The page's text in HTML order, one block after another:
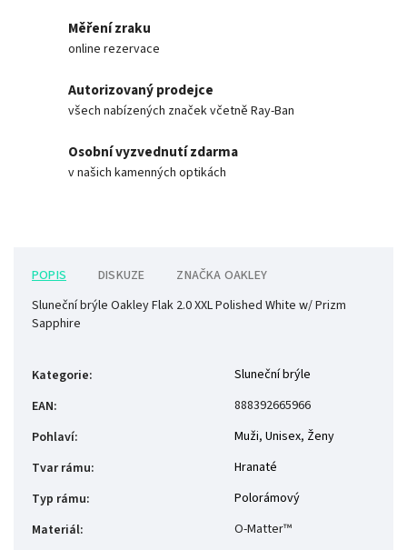
Měření zraku
online rezervace
Autorizovaný prodejce
všech nabízených značek včetně Ray-Ban
Osobní vyzvednutí zdarma
v našich kamenných optikách
POPIS DISKUZE ZNAČKA OAKLEY
Sluneční brýle Oakley Flak 2.0 XXL Polished White w/ Prizm
Sapphire
Kategorie:
Sluneční brýle
EAN:
888392665966
Pohlaví: Muži, Unisex, Ženy
Tvar rámu:
Hranaté
Typ rámu:
Polorámový
Materiál:
O-Matter™